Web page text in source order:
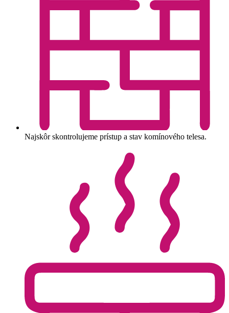
Najskôr skontrolujeme prístup a stav komínového telesa.